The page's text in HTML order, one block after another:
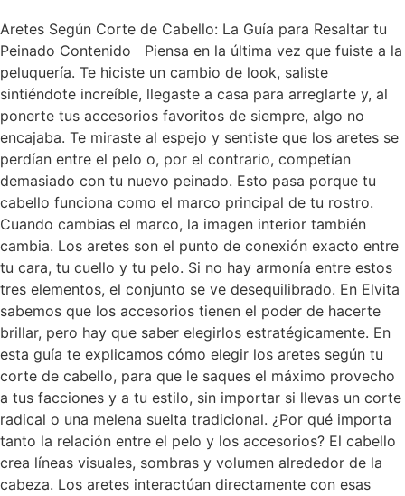
Aretes Según Corte de Cabello: La Guía para Resaltar tu
Peinado Contenido Piensa en la última vez que fuiste a la
peluquería. Te hiciste un cambio de look, saliste
sintiéndote increíble, llegaste a casa para arreglarte y, al
ponerte tus accesorios favoritos de siempre, algo no
encajaba. Te miraste al espejo y sentiste que los aretes se
perdían entre el pelo o, por el contrario, competían
demasiado con tu nuevo peinado. Esto pasa porque tu
cabello funciona como el marco principal de tu rostro.
Cuando cambias el marco, la imagen interior también
cambia. Los aretes son el punto de conexión exacto entre
tu cara, tu cuello y tu pelo. Si no hay armonía entre estos
tres elementos, el conjunto se ve desequilibrado. En Elvita
sabemos que los accesorios tienen el poder de hacerte
brillar, pero hay que saber elegirlos estratégicamente. En
esta guía te explicamos cómo elegir los aretes según tu
corte de cabello, para que le saques el máximo provecho
a tus facciones y a tu estilo, sin importar si llevas un corte
radical o una melena suelta tradicional. ¿Por qué importa
tanto la relación entre el pelo y los accesorios? El cabello
crea líneas visuales, sombras y volumen alrededor de la
cabeza. Los aretes interactúan directamente con esas